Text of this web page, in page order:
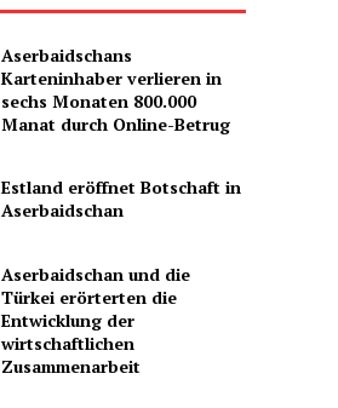
Aserbaidschans
Karteninhaber verlieren in
sechs Monaten 800.000
Manat durch Online-Betrug
Estland eröffnet Botschaft in
Aserbaidschan
Aserbaidschan und die
Türkei erörterten die
Entwicklung der
wirtschaftlichen
Zusammenarbeit